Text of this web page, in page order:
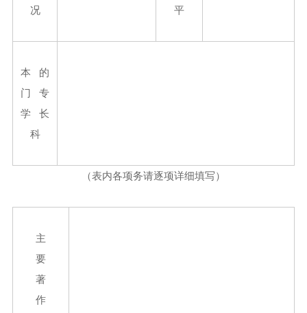
况
平
本 的
门 专
学 长
科
（表内各项务请逐项详细填写）
主
要
著
作